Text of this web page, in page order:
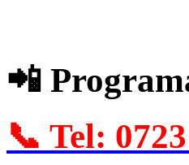
📲
📞 Tel: